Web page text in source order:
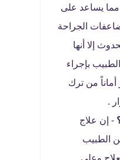
مما يساعد على
الجراحة
إلا أنها
بإجراء
من ترك
.
- إن علاج
الطبيب